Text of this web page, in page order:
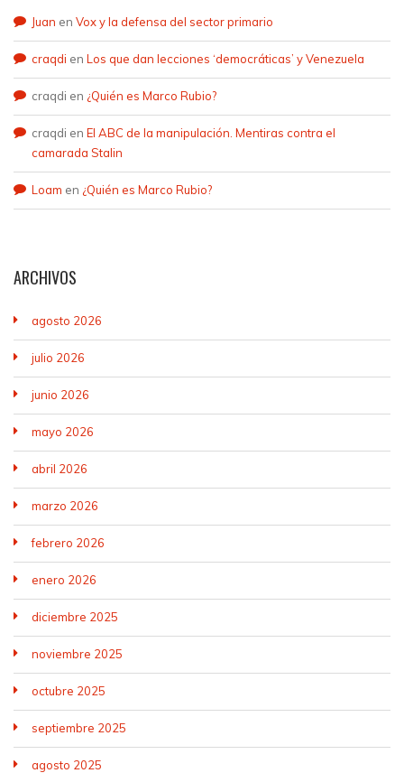
Juan en Vox y la defensa del sector primario
craqdi en Los que dan lecciones ‘democráticas’ y Venezuela
craqdi en ¿Quién es Marco Rubio?
craqdi en El ABC de la manipulación. Mentiras contra el
camarada Stalin
Loam en ¿Quién es Marco Rubio?
ARCHIVOS
agosto 2026
julio 2026
junio 2026
mayo 2026
abril 2026
marzo 2026
febrero 2026
enero 2026
diciembre 2025
noviembre 2025
octubre 2025
septiembre 2025
agosto 2025